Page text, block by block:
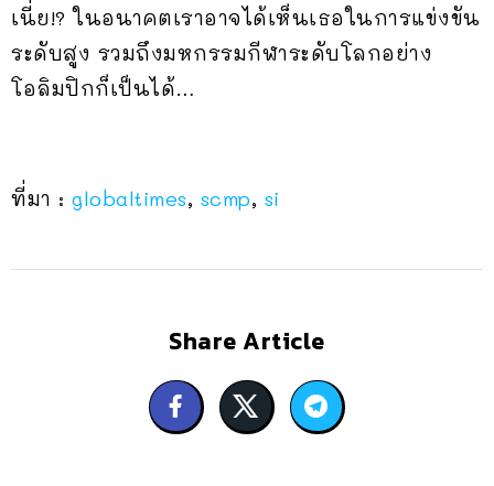
เนี่ย!? ในอนาคตเราอาจได้เห็นเธอในการแข่งขัน
ระดับสูง รวมถึงมหกรรมกีฬาระดับโลกอย่าง
โอลิมปิกก็เป็นได้…
ที่มา : globaltimes, scmp, si
Share Article